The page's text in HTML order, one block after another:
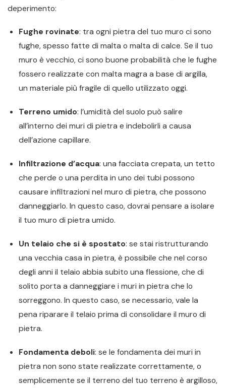
deperimento:
Fughe rovinate: tra ogni pietra del tuo muro ci sono
fughe, spesso fatte di malta o malta di calce. Se il tuo
muro è vecchio, ci sono buone probabilità che le fughe
fossero realizzate con malta magra a base di argilla,
un materiale più fragile di quello utilizzato oggi.
Terreno umido: l’umidità del suolo può salire
all’interno dei muri di pietra e indebolirli a causa
dell’azione capillare.
Infiltrazione d’acqua: una facciata crepata, un tetto
che perde o una perdita in uno dei tubi possono
causare infiltrazioni nel muro di pietra, che possono
danneggiarlo. In questo caso, dovrai pensare a isolare
il tuo muro di pietra umido.
Un telaio che si è spostato: se stai ristrutturando
una vecchia casa in pietra, è possibile che nel corso
degli anni il telaio abbia subito una flessione, che di
solito porta a danneggiare i muri in pietra che lo
sorreggono. In questo caso, se necessario, vale la
pena riparare il telaio prima di consolidare il muro di
pietra.
Fondamenta deboli: se le fondamenta dei muri in
pietra non sono state realizzate correttamente, o
semplicemente se il terreno del tuo terreno è argilloso,